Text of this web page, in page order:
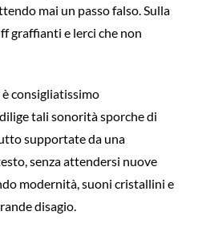
mai un passo falso. Sulla
graffianti e lerci che non
consigliatissimo
tali sonorità sporche di
supportate da una
senza attendersi nuove
modernità, suoni cristallini e
disagio.